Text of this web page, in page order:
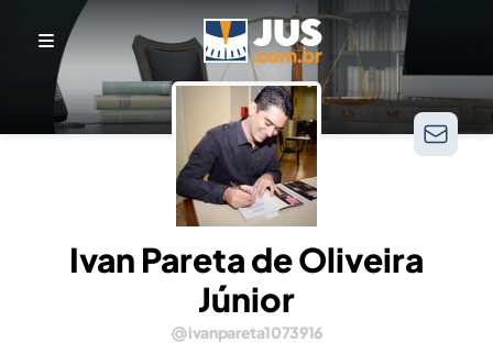
Ivan Pareta de Oliveira
Júnior
ivanpareta1073916